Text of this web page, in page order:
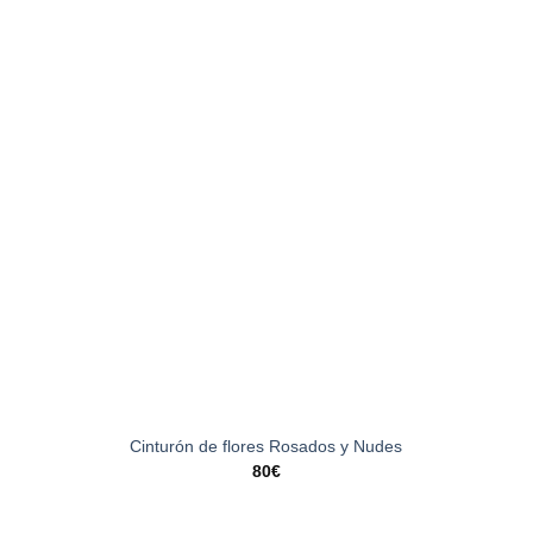
Cinturón de flores Rosados y Nudes
80€